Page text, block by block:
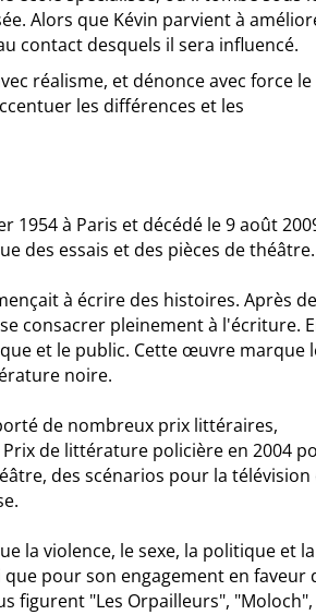
Alors que Kévin parvient à
contact desquels il sera influencé.
réalisme, et dénonce avec force le
les différences et les
1954 à Paris et décédé le 9 août
des essais et des pièces de théâtre.
à écrire des histoires. Après
consacrer pleinement à l'écriture.
et le public. Cette œuvre marque
noire.
de nombreux prix littéraires,
de littérature policière en 2004
des scénarios pour la télévision
la violence, le sexe, la politique et la
pour son engagement en faveur
figurent "Les Orpailleurs", "Moloch",